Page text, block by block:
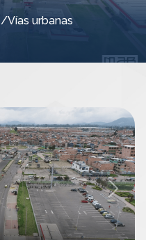
/Vías urbanas
Next